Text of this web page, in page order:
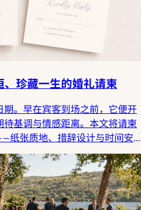
珍藏一生的婚礼请柬
。早在宾客到场之前，它便开
基调与情感距离。本文将请柬
纸张质地、措辞设计与时间安
证的重要日子埋下伏笔。